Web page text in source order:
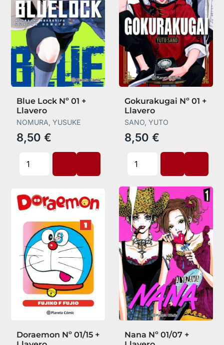
Blue Lock Nº 01 +
Llavero
NOMURA, YUSUKE
8,50 €
Gokurakugai Nº 01 +
Llavero
SANO, YUTO
8,50 €
Doraemon Nº 01/15 +
Nana Nº 01/07 +